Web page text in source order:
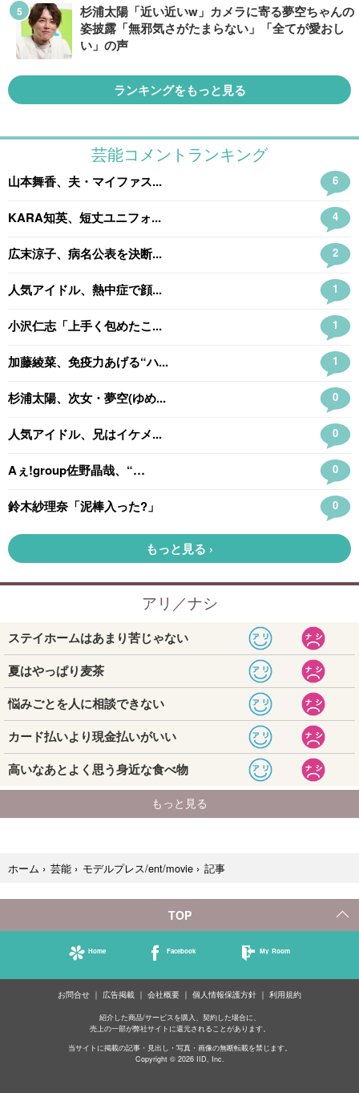
杉浦太陽「近い近いw」カメラに寄る夢空ちゃんの
姿披露「無邪気さがたまらない」「全てが愛おし
い」の声
ランキングをもっと見る
ホーム › 芸能 › モデルプレス/ent/movie › 記事
TOP
Home Facebook My Room
お問合せ 広告掲載 会社概要 個人情報保護方針 利用規約
紹介した商品/サービスを購入、契約した場合に、
売上の一部が弊社サイトに還元されることがあります。
当サイトに掲載の記事・見出し・写真・画像の無断転載を禁じます。
Copyright © 2026 IID, Inc.